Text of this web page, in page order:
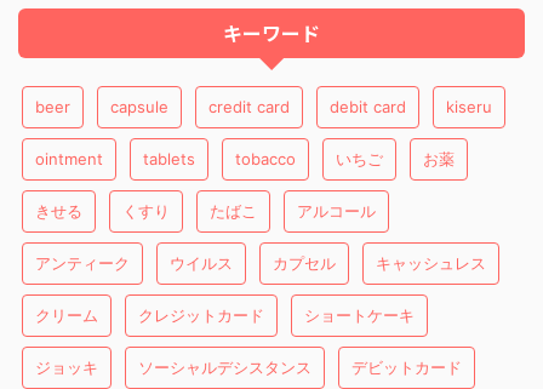
キーワード
beer capsule credit card debit card kiseru
ointment tablets tobacco いちご お薬
きせる くすり たばこ アルコール
アンティーク ウイルス カプセル キャッシュレス
クリーム クレジットカード ショートケーキ
ジョッキ ソーシャルデシスタンス デビットカード